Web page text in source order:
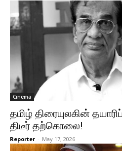
Cinema
தமிழ் திரையுலகின்
திடீர் தற்கொலை!
Reporter - May 17, 2026